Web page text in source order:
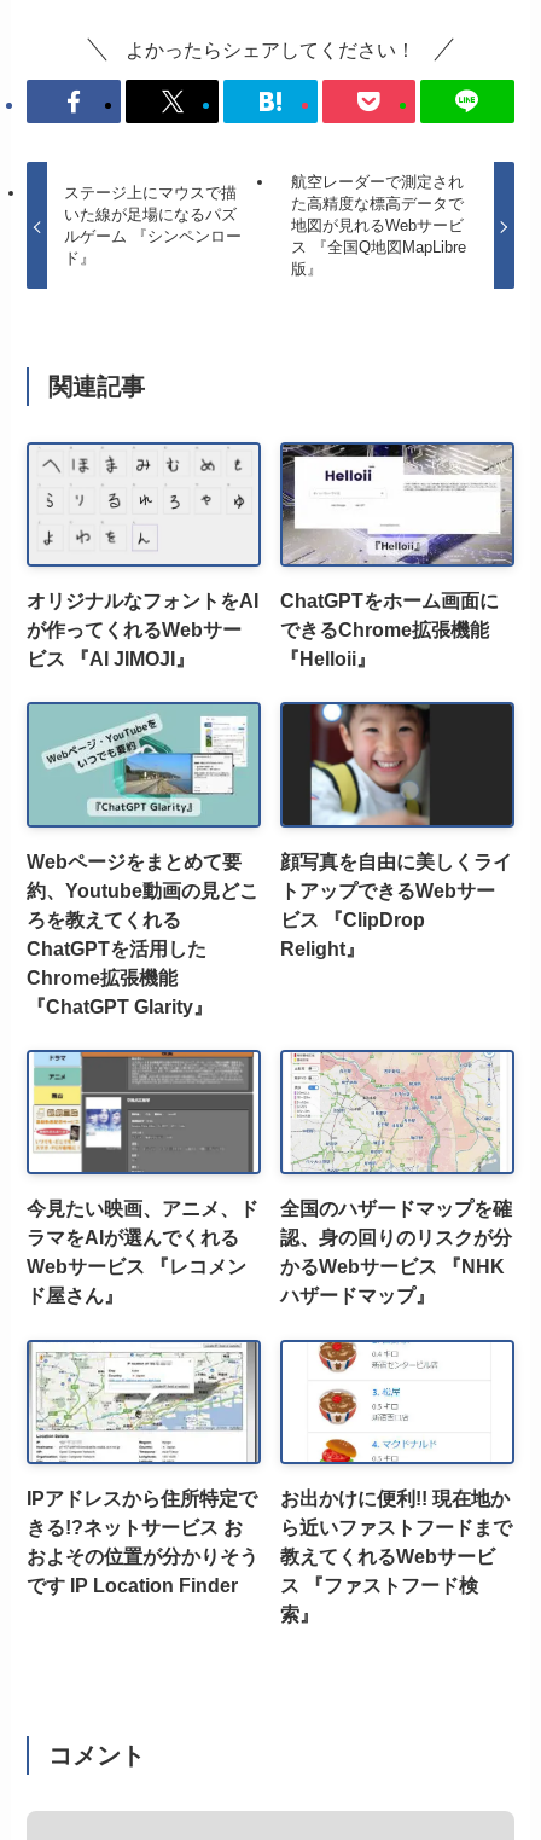
よかったらシェアしてください！
ステージ上にマウスで描
いた線が足場になるパズ
ルゲーム 『シンペンロー
ド』
航空レーダーで測定され
た高精度な標高データで
地図が見れるWebサービ
ス 『全国Q地図MapLibre
版』
関連記事
オリジナルなフォントをAI
が作ってくれるWebサー
ビス 『AI JIMOJI』
ChatGPTをホーム画面に
できるChrome拡張機能
『Helloii』
Webページをまとめて要
約、Youtube動画の見どこ
ろを教えてくれる
ChatGPTを活用した
Chrome拡張機能
『ChatGPT Glarity』
顔写真を自由に美しくライ
トアップできるWebサー
ビス 『ClipDrop
Relight』
今見たい映画、アニメ、ド
ラマをAIが選んでくれる
Webサービス 『レコメン
ド屋さん』
全国のハザードマップを確
認、身の回りのリスクが分
かるWebサービス 『NHK
ハザードマップ』
IPアドレスから住所特定で
きる!?ネットサービス お
およその位置が分かりそう
です IP Location Finder
お出かけに便利!! 現在地か
ら近いファストフードまで
教えてくれるWebサービ
ス 『ファストフード検
索』
コメント